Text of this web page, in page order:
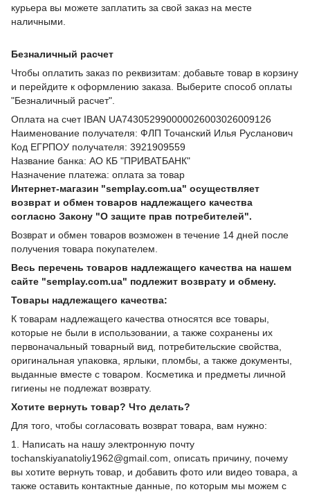
курьера вы можете заплатить за свой заказ на месте
наличными.
Безналичный расчет
Чтобы оплатить заказ по реквизитам: добавьте товар в корзину
и перейдите к оформлению заказа. Выберите способ оплаты
"Безналичный расчет".
Оплата на счет IBAN UA743052990000026003026009126
Наименование получателя: ФЛП Точанский Илья Русланович
Код ЕГРПОУ получателя: 3921909559
Название банка: АО КБ "ПРИВАТБАНК"
Назначение платежа: оплата за товар
Интернет-магазин "semplay.com.ua" осуществляет
возврат и обмен товаров надлежащего качества
согласно Закону "О защите прав потребителей".
Возврат и обмен товаров возможен в течение 14 дней после
получения товара покупателем.
Весь перечень товаров надлежащего качества на нашем
сайте "semplay.com.ua" подлежит возврату и обмену.
Товары надлежащего качества:
К товарам надлежащего качества относятся все товары,
которые не были в использовании, а также сохранены их
первоначальный товарный вид, потребительские свойства,
оригинальная упаковка, ярлыки, пломбы, а также документы,
выданные вместе с товаром. Косметика и предметы личной
гигиены не подлежат возврату.
Хотите вернуть товар? Что делать?
Для того, чтобы согласовать возврат товара, вам нужно:
1. Написать на нашу электронную почту
tochanskiyanatoliy1962@gmail.com, описать причину, почему
вы хотите вернуть товар, и добавить фото или видео товара, а
также оставить контактные данные, по которым мы можем с